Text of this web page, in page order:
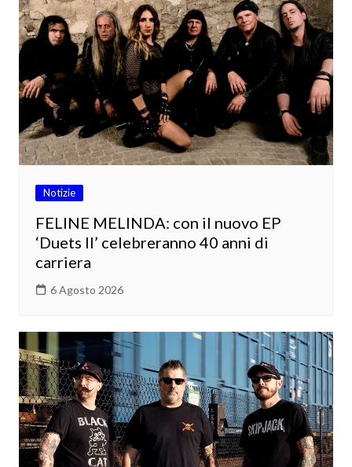
Notizie
FELINE MELINDA: con il nuovo EP
‘Duets II’ celebreranno 40 anni di
carriera
6 Agosto 2026